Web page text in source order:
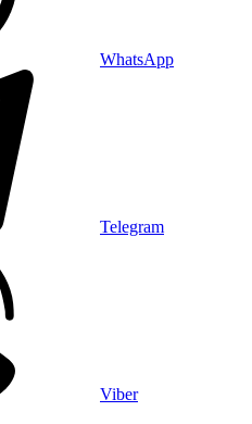
WhatsApp
Telegram
Viber